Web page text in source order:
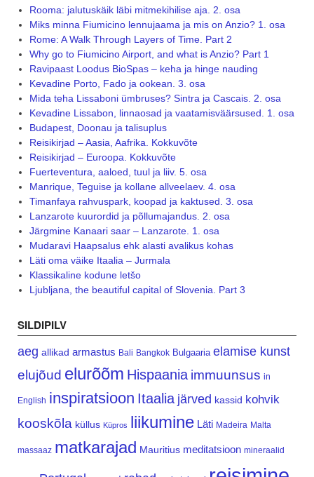
Rooma: jalutuskäik läbi mitmekihilise aja. 2. osa
Miks minna Fiumicino lennujaama ja mis on Anzio? 1. osa
Rome: A Walk Through Layers of Time. Part 2
Why go to Fiumicino Airport, and what is Anzio? Part 1
Ravipaast Loodus BioSpas – keha ja hinge nauding
Kevadine Porto, Fado ja ookean. 3. osa
Mida teha Lissaboni ümbruses? Sintra ja Cascais. 2. osa
Kevadine Lissabon, linnaosad ja vaatamisväärsused. 1. osa
Budapest, Doonau ja talisuplus
Reisikirjad – Aasia, Aafrika. Kokkuvõte
Reisikirjad – Euroopa. Kokkuvõte
Fuerteventura, aaloed, tuul ja liiv. 5. osa
Manrique, Teguise ja kollane allveelaev. 4. osa
Timanfaya rahvuspark, koopad ja kaktused. 3. osa
Lanzarote kuurordid ja põllumajandus. 2. osa
Järgmine Kanaari saar – Lanzarote. 1. osa
Mudaravi Haapsalus ehk alasti avalikus kohas
Läti oma väike Itaalia – Jurmala
Klassikaline kodune letšo
Ljubljana, the beautiful capital of Slovenia. Part 3
SILDIPILV
aeg allikad armastus Bali Bangkok Bulgaaria elamise kunst
elujõud elurõõm Hispaania immuunsus in
English inspiratsioon Itaalia järved kassid kohvik
kooskõla küllus Küpros liikumine Läti Madeira Malta
massaaz matkarajad Mauritius meditatsioon mineraalid